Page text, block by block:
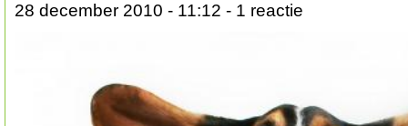
28 december 2010 - 11:12 - 1 reactie